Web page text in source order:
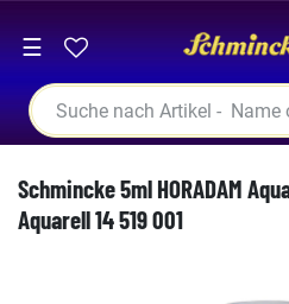
☰
Schmincke 5ml HORADAM
Aquarell 14 519 001